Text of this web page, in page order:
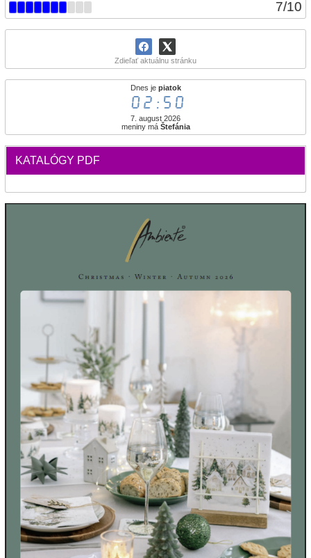
7/10
Zdieľať aktuálnu stránku
Dnes je piatok
02:50
7. august 2026
meniny má Štefánia
KATALÓGY PDF